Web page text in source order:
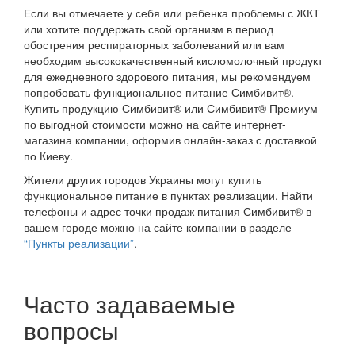
Если вы отмечаете у себя или ребенка проблемы с ЖКТ
или хотите поддержать свой организм в период
обострения респираторных заболеваний или вам
необходим высококачественный кисломолочный продукт
для ежедневного здорового питания, мы рекомендуем
попробовать функциональное питание Симбивит®.
Купить продукцию Симбивит® или Симбивит® Премиум
по выгодной стоимости можно на сайте интернет-
магазина компании, оформив онлайн-заказ с доставкой
по Киеву.
Жители других городов Украины могут купить
функциональное питание в пунктах реализации. Найти
телефоны и адрес точки продаж питания Симбивит® в
вашем городе можно на сайте компании в разделе
“Пункты реализации”.
Часто задаваемые
вопросы